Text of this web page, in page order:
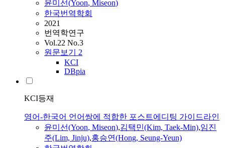
윤미선(Yoon, Miseon)
한국번역학회
2021
번역학연구
Vol.22 No.3
원문보기 2
KCI
DBpia
KCI등재
영어-한국어 언어쌍에 적합한 포스트에디팅 가이드라인
윤미선(Yoon, Miseon),김택민(Kim, Taek-Min),임진
주(Lim, Jinju),홍승연(Hong, Seung-Yeun)